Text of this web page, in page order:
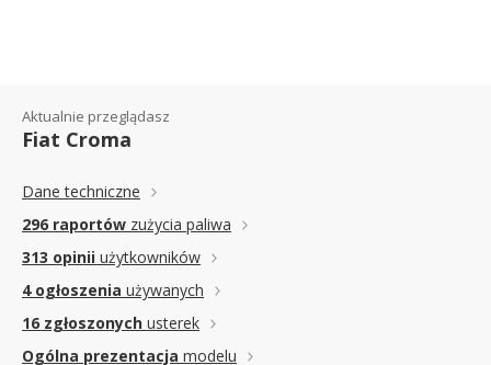
Aktualnie przeglądasz
Fiat Croma
Dane techniczne
296 raportów zużycia paliwa
313 opinii użytkowników
4 ogłoszenia używanych
16 zgłoszonych usterek
Ogólna prezentacja modelu